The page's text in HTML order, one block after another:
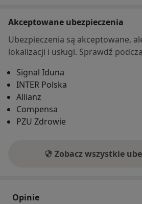
Akceptowane ubezpieczenia
Ubezpieczenia są akceptowane,
lokalizacji i usługi. Sprawdź
Signal Iduna
INTER Polska
Allianz
Compensa
PZU Zdrowie
Zobacz wszystkie
Opinie